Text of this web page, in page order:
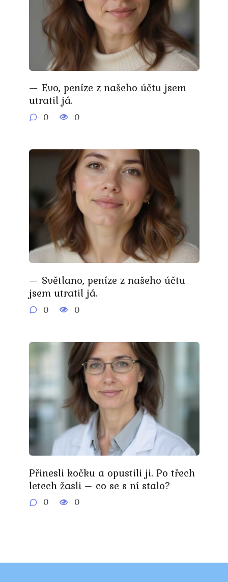
— Evo, peníze z našeho účtu jsem
utratil já.
0 0
— Světlano, peníze z našeho účtu
jsem utratil já.
0 0
Přinesli kočku a opustili ji. Po třech
letech žasli – co se s ní stalo?
0 0